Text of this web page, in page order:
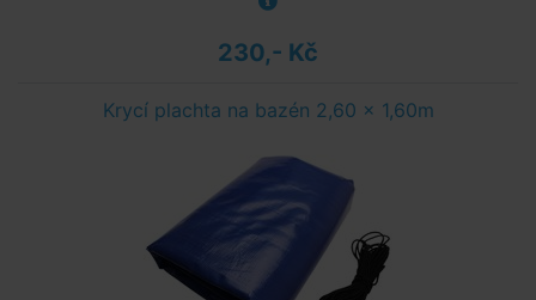
230,- Kč
Krycí plachta na bazén 2,60 x 1,60m